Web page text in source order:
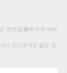
관련 법률에 의해 제재
나 인신공격성 글은 관